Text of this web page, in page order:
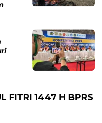
FITRI 1447 H BPRS